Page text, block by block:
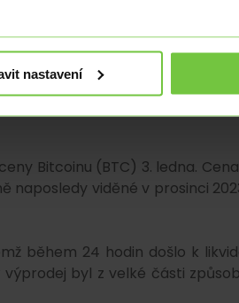
nastavení
index strachu a chamtivosti
Tento index odráží
vzestupného trendu.
Bitcoinu (BTC) 3. ledna.
naposledy viděné v prosinci
během 24 hodin došlo k
byl z velké části